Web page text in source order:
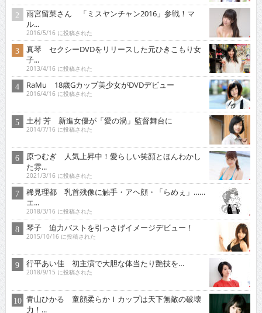
雨宮留菜さん 「ミスヤンチャン2016」参戦！マ
ル...
2016/5/16 に投稿された
真琴 セクシーDVDをリリースした元ひきこもり女
子...
2013/4/16 に投稿された
RaMu 18歳Gカップ美少女がDVDデビュー
2016/4/16 に投稿された
土村 芳 新進女優が「愛の渦」監督舞台に
2014/7/16 に投稿された
原つむぎ 人気上昇中！愛らしい笑顔とほんわかし
た雰...
2021/3/16 に投稿された
稀見理都 乳首残像に触手・アヘ顔・「らめぇ」……
エ...
2018/3/16 に投稿された
琴子 迫力バストを引っさげイメージデビュー！
2015/10/16 に投稿された
行平あい佳 初主演で大胆な体当たり艶技を…
2018/9/15 に投稿された
青山ひかる 童顔柔らかＩカップは天下無敵の破壊
力！...